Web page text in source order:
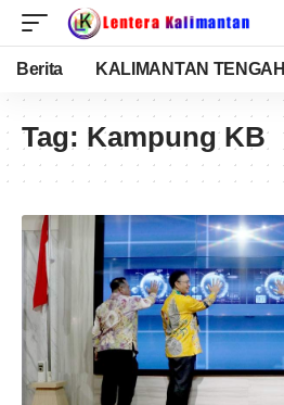
Berita KALIMANTAN TENGAH
Tag: Kampung KB